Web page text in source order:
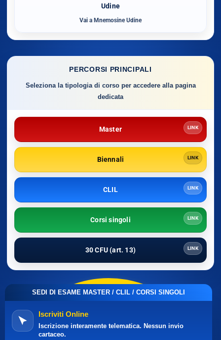
Udine
Vai a Mnemosine Udine
PERCORSI PRINCIPALI
Seleziona la tipologia di corso per accedere alla pagina
dedicata
Master LINK
Biennali LINK
CLIL LINK
Corsi singoli LINK
30 CFU (art. 13) LINK
SEDI DI ESAME MASTER / CLIL / CORSI SINGOLI
Iscriviti Online
Iscrizione interamente telematica. Nessun invio
cartaceo.